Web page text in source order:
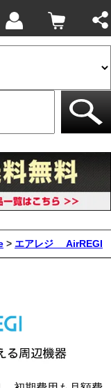
> エアレジ AirREGI